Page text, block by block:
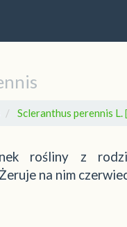
Scleranthus perennis L. [
rośliny z
na nim